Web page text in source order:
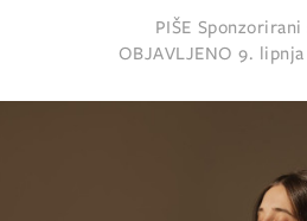
PIŠE Sponzorirani
OBJAVLJENO 9.